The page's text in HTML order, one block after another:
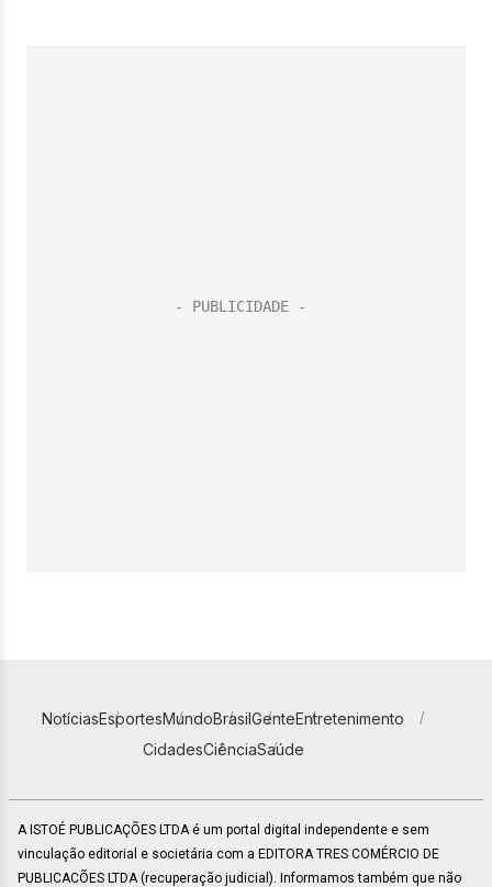
NotíciasEsportesMundoBrasilGenteEntretenimento
CidadesCiênciaSaúde
A ISTOÉ PUBLICAÇÕES LTDA é um portal digital independente e sem
vinculação editorial e societária com a EDITORA TRES COMÉRCIO DE
PUBLICACÕES LTDA (recuperação judicial). Informamos também que não